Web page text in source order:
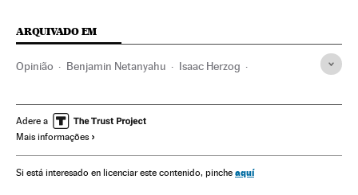
ARQUIVADO EM
Opinião Benjamin Netanyahu Isaac Herzog
Política
Adere a
Mais informações
Si está interesado en licenciar este contenido, pinche aquí